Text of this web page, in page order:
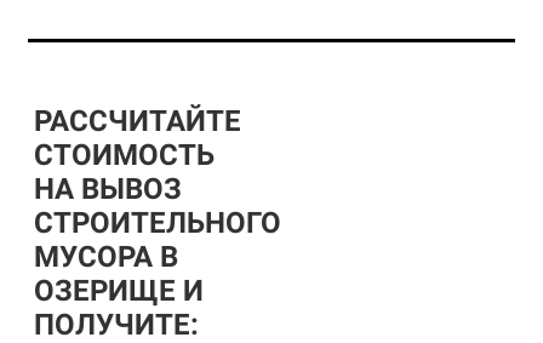
РАССЧИТАЙТЕ
СТОИМОСТЬ
НА ВЫВОЗ
СТРОИТЕЛЬНОГО
МУСОРА В
ОЗЕРИЩЕ И
ПОЛУЧИТЕ: